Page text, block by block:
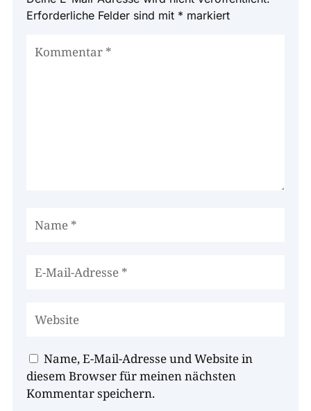
Erforderliche Felder sind mit * markiert
Name, E-Mail-Adresse und Website in
diesem Browser für meinen nächsten
Kommentar speichern.